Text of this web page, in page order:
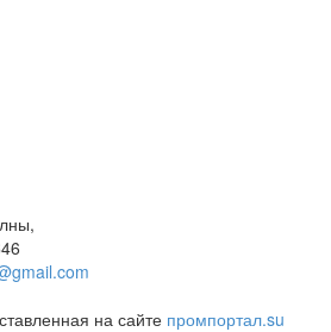
на сайте промпортал.su